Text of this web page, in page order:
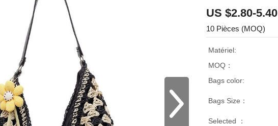
US $2.80-5.40
10 Pièces (MOQ)
Matériel:
MOQ：
Bags color:
Bags Size：
Selected ：